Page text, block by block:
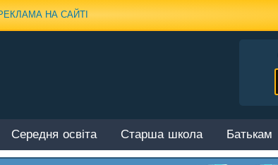
НА САЙТІ
Середня освіта Старша школа Батькам